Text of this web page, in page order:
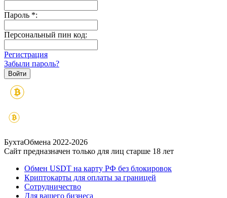
Пароль *:
Персональный пин код:
Регистрация
Забыли пароль?
БухтаОбмена 2022-2026
Сайт предназначен только для лиц старше 18 лет
Обмен USDT на карту РФ без блокировок
Криптокарты для оплаты за границей
Сотрудничество
Для вашего бизнеса